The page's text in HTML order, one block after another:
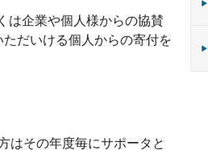
は企業や個人様からの協賛
だいける個人からの寄付を
はその年度毎にサポータと